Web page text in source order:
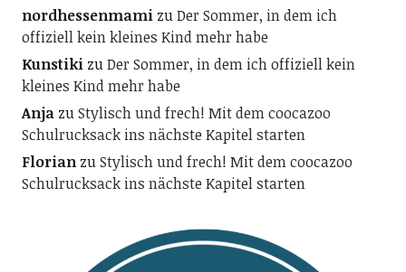
nordhessenmamizuDer Sommer, in dem ich
offiziell kein kleines Kind mehr habe
KunstikizuDer Sommer, in dem ich offiziell kein
kleines Kind mehr habe
AnjazuStylisch und frech! Mit dem coocazoo
Schulrucksack ins nächste Kapitel starten
FlorianzuStylisch und frech! Mit dem coocazoo
Schulrucksack ins nächste Kapitel starten